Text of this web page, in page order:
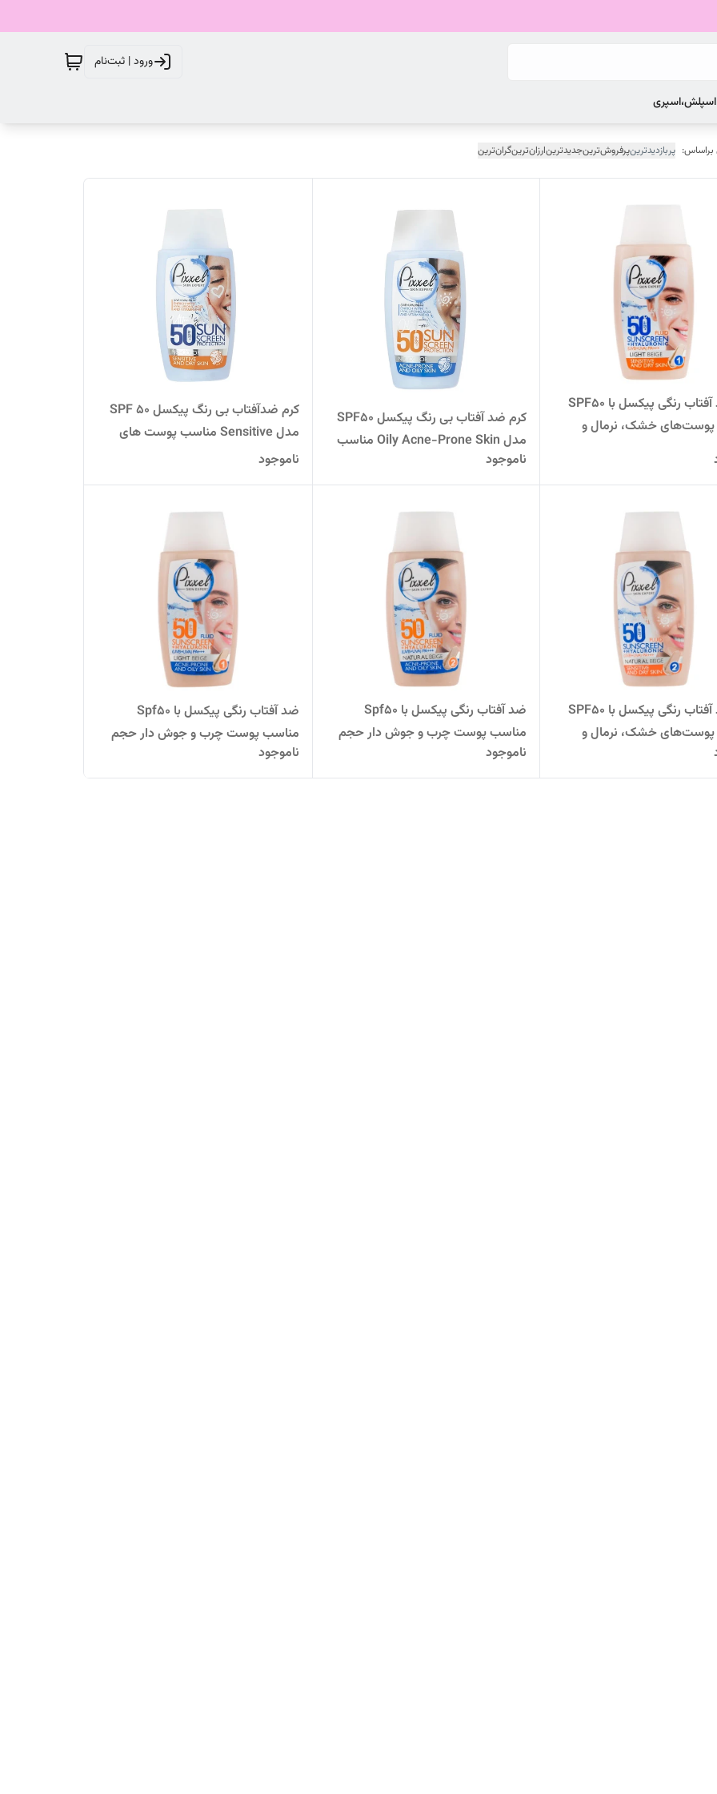
ورود | ثبت‌نام
اسپلش،اسپری
پربازدیدترینپرفروش‌ترینجدیدترینارزان‌ترینگران‌ترین
کرم ضد آفتاب رنگی پیکسل با SPF50
خشک، نرمال و
کرم ضد آفتاب بی رنگ پیکسل SPF50
مدل Oily Acne-Prone Skin مناسب
پوست های چرب
ناموجود
کرم ضدآفتاب بی رنگ پیکسل SPF 50
مدل Sensitive مناسب پوست های
خشک و حساس
ناموجود
کرم ضد آفتاب رنگی پیکسل با SPF50
خشک، نرمال و
ضد آفتاب رنگی پیکسل با Spf50
مناسب پوست چرب و جوش دار حجم
50 میلی لیتر رنگ بژ طبیعی
ناموجود
ضد آفتاب رنگی پیکسل با Spf50
مناسب پوست چرب و جوش دار حجم
50 میلی لیتر رنگ بژ روشن
ناموجود